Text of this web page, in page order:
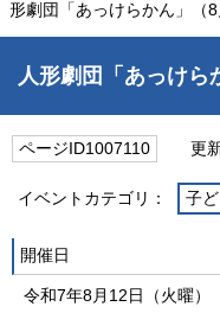
形劇団「あっけらかん」（8
人形劇団「あっけら
ページID1007110 更新
イベントカテゴリ： 子
開催日
令和7年8月12日（火曜）